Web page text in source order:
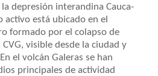
depresión interandina Cauca-
activo está ubicado en el
formado por el colapso de
visible desde la ciudad y
el volcán Galeras se han
principales de actividad